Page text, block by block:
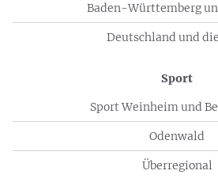
Baden-Württemberg
Deutschland und
Sport
Sport Weinheim und
Odenwald
Überregional